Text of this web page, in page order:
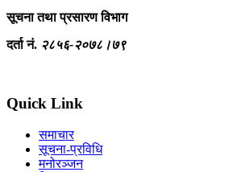
सूचना तथा प्रसारण विभाग
दर्ता नं. २८५६-२०७८।७९
Quick Link
समाचार
सूचना-प्रविधि
मनोरञ्जन